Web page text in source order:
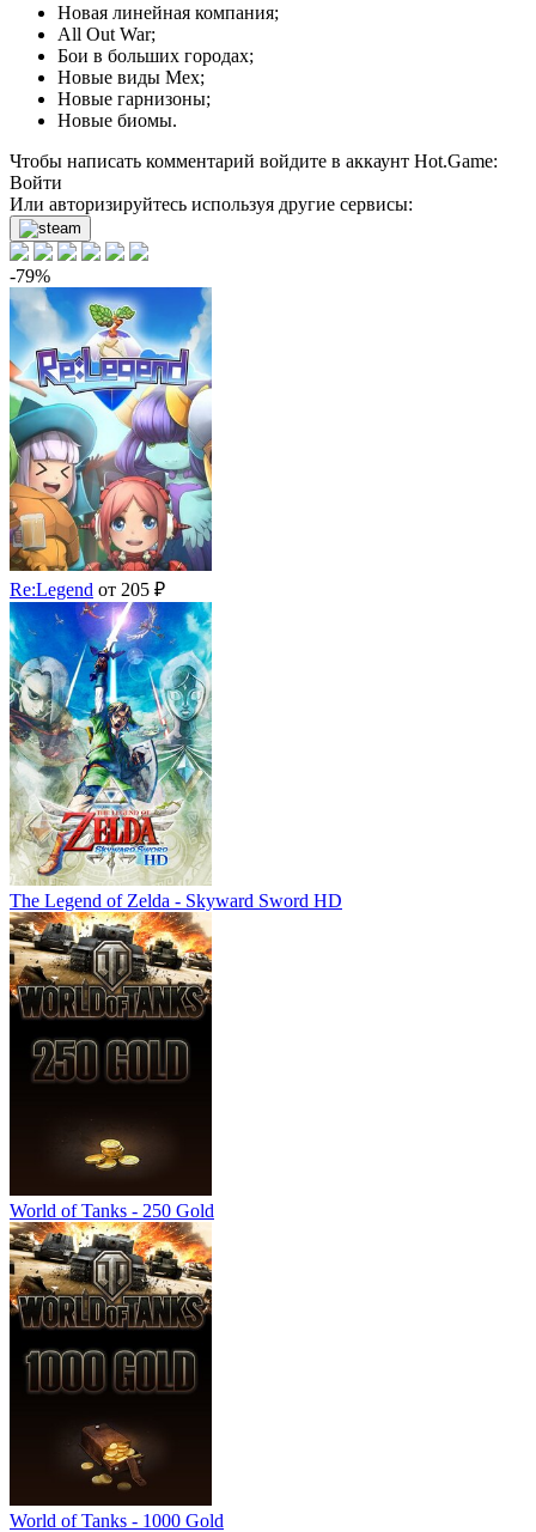
Новая линейная компания;
All Out War;
Бои в больших городах;
Новые виды Мех;
Новые гарнизоны;
Новые биомы.
Чтобы написать комментарий войдите в аккаунт Hot.Game:
Войти
Или авторизируйтесь используя другие сервисы:
-79%
Re:Legend от 205 ₽
The Legend of Zelda - Skyward Sword HD
World of Tanks - 250 Gold
World of Tanks - 1000 Gold